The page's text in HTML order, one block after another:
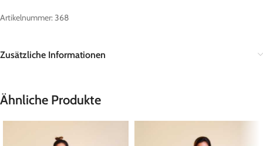
Artikelnummer: 368
Zusätzliche Informationen
Ähnliche Produkte